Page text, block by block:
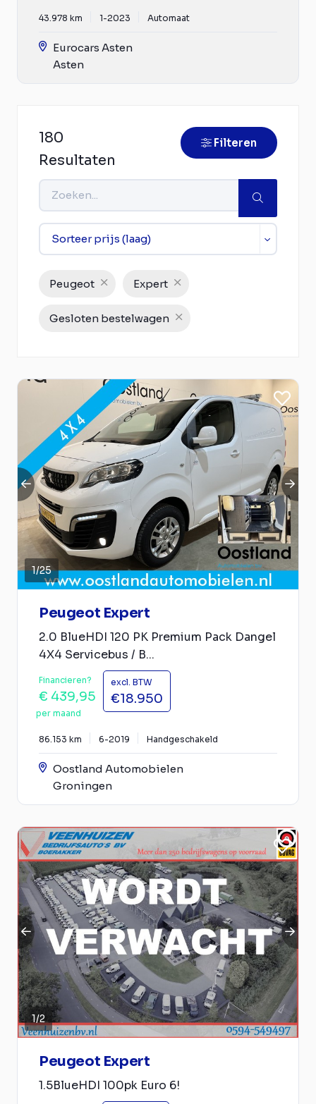
43.978 km 1-2023 Automaat
Eurocars Asten
Asten
180
Resultaten
Filteren
Peugeot Expert
Gesloten bestelwagen
1/25
Peugeot Expert
2.0 BlueHDI 120 PK Premium Pack Dangel
4X4 Servicebus / B...
Financieren?
€ 439,95
per maand
excl. BTW
€18.950
86.153 km 6-2019 Handgeschakeld
Oostland Automobielen
Groningen
1/2
Peugeot Expert
1.5BlueHDI 100pk Euro 6!